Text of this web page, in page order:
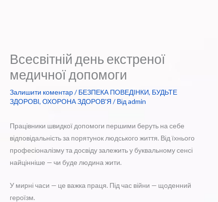
Всесвітній день екстреної
медичної допомоги
Залишити коментар/ БЕЗПЕКА ПОВЕДІНКИ, БУДЬТЕ
ЗДОРОВІ, ОХОРОНА ЗДОРОВ'Я / Відadmin
Працівники швидкої допомоги першими беруть на себе
відповідальність за порятунок людського життя. Від їхнього
професіоналізму та досвіду залежить у буквальному сенсі
найцінніше — чи буде людина жити.
У мирні часи — це важка праця. Під час війни — щоденний
героїзм.